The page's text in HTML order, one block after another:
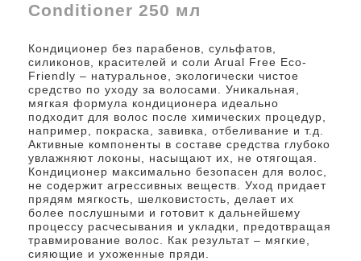
Conditioner 250 мл
Кондиционер без парабенов, сульфатов,
силиконов, красителей и соли Arual Free Eco-
Friendly – ​​натуральное, экологически чистое
средство по уходу за волосами. Уникальная,
мягкая формула кондиционера идеально
подходит для волос после химических процедур,
например, покраска, завивка, отбеливание и т.д.
Активные компоненты в составе средства глубоко
увлажняют локоны, насыщают их, не отягощая.
Кондиционер максимально безопасен для волос,
не содержит агрессивных веществ. Уход придает
прядям мягкость, шелковистость, делает их
более послушными и готовит к дальнейшему
процессу расчесывания и укладки, предотвращая
травмирование волос. Как результат – мягкие,
сияющие и ухоженные пряди.